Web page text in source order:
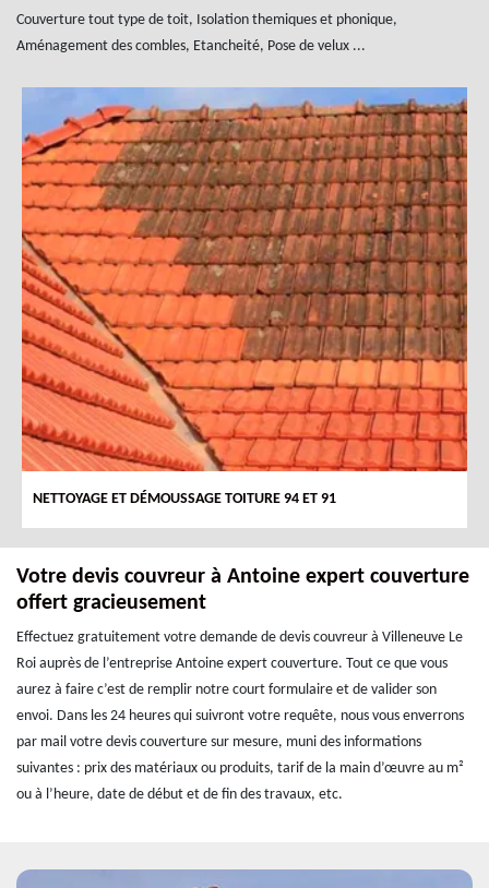
Couverture tout type de toit, Isolation themiques et phonique,
Aménagement des combles, Etancheité, Pose de velux ...
NETTOYAGE ET DÉMOUSSAGE TOITURE 94 ET 91
Votre devis couvreur à Antoine expert couverture
offert gracieusement
Effectuez gratuitement votre demande de devis couvreur à Villeneuve Le
Roi auprès de l’entreprise Antoine expert couverture. Tout ce que vous
aurez à faire c’est de remplir notre court formulaire et de valider son
envoi. Dans les 24 heures qui suivront votre requête, nous vous enverrons
par mail votre devis couverture sur mesure, muni des informations
suivantes : prix des matériaux ou produits, tarif de la main d’œuvre au m²
ou à l’heure, date de début et de fin des travaux, etc.